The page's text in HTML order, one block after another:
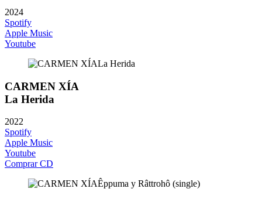
2024
Spotify
Apple Music
Youtube
CARMEN XÍA
La Herida
2022
Spotify
Apple Music
Youtube
Comprar CD